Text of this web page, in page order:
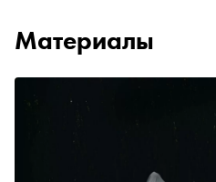
Материалы